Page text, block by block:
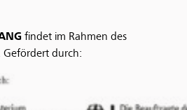
findet im Rahmen des
Gefördert durch: